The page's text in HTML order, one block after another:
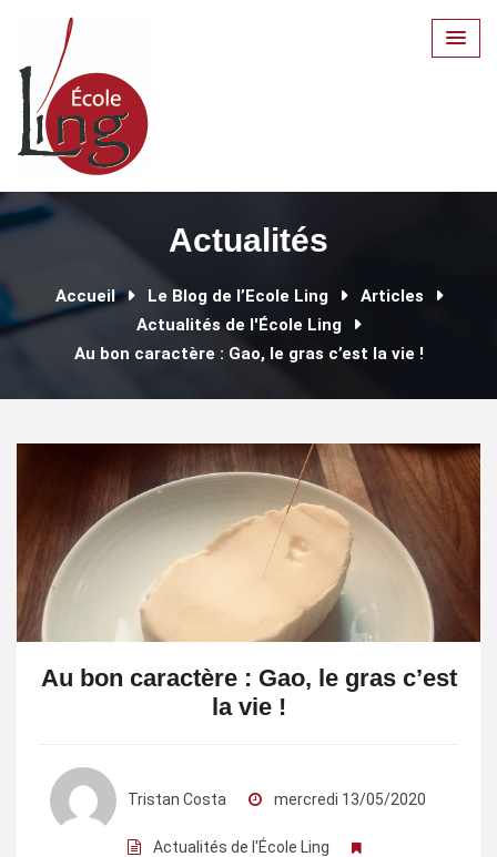
content
Actualités
Accueil Le Blog de l’Ecole Ling
Articles
Actualités de l'École Ling
Au bon caractère : Gao, le gras c’est la vie !
Au bon caractère : Gao, le gras c’est
la vie !
Tristan Costa mercredi 13/05/2020
Actualités de l'École Ling